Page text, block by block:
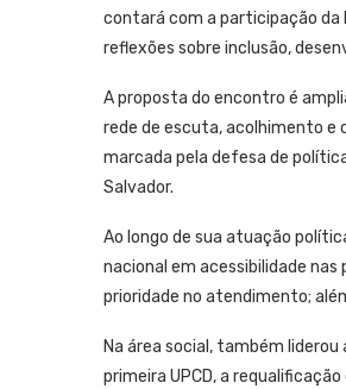
contará com a participação da
reflexões sobre inclusão,
A proposta do encontro é
rede de escuta, acolhimento e
marcada pela defesa de
Salvador.
Ao longo de sua atuação
nacional em acessibilidade nas
prioridade no atendimento;
Na área social, também
primeira UPCD, a